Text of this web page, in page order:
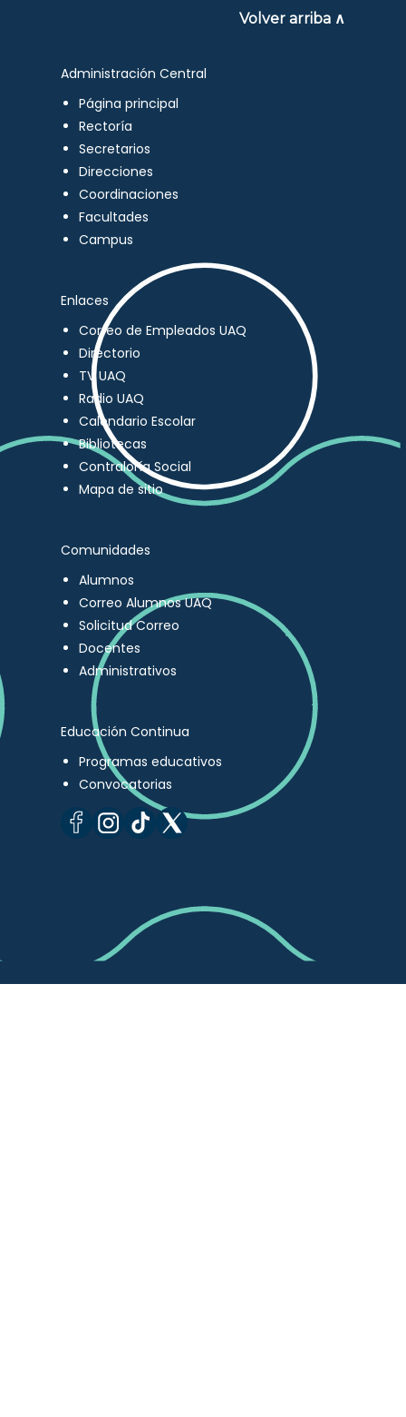
Volver arriba ∧
Administración Central
Página principal
Rectoría
Secretarios
Direcciones
Coordinaciones
Facultades
Campus
Enlaces
Correo de Empleados UAQ
Directorio
TV UAQ
Radio UAQ
Calendario Escolar
Bibliotecas
Contraloría Social
Mapa de sitio
Comunidades
Alumnos
Correo Alumnos UAQ
Solicitud Correo
Docentes
Administrativos
Educación Continua
Programas educativos
Convocatorias